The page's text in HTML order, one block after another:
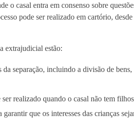
o casal entra em consenso sobre
pode ser realizado em cartório,
extrajudicial estão:
separação, incluindo a divisão de
realizado quando o casal não tem
que os interesses das crianças